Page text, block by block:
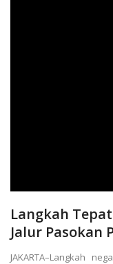
Langkah
Jalur Pasokan
JAKARTA–Langkah